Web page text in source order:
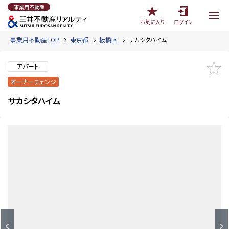
事業用不動産
お気に入り
ログイン
事業用不動産TOP 東京都 板橋区 サカシタハイム
アパート
オーナーチェンジ
サカシタハイム